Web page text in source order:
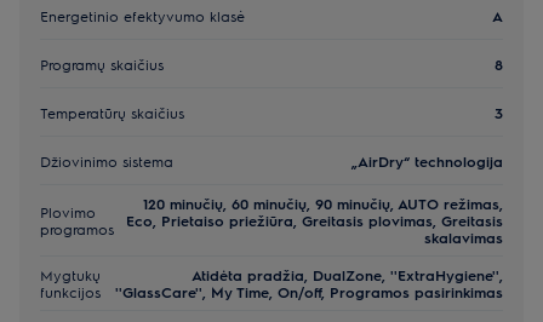
Energetinio efektyvumo klasė A
Programų skaičius 8
Temperatūrų skaičius 3
Džiovinimo sistema „AirDry“ technologija
Plovimo
programos
120 minučių, 60 minučių, 90 minučių, AUTO režimas,
Eco, Prietaiso priežiūra, Greitasis plovimas, Greitasis
skalavimas
Mygtukų
funkcijos
Atidėta pradžia, DualZone, ''ExtraHygiene'',
''GlassCare'', My Time, On/off, Programos pasirinkimas